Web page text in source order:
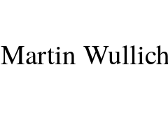
Martin